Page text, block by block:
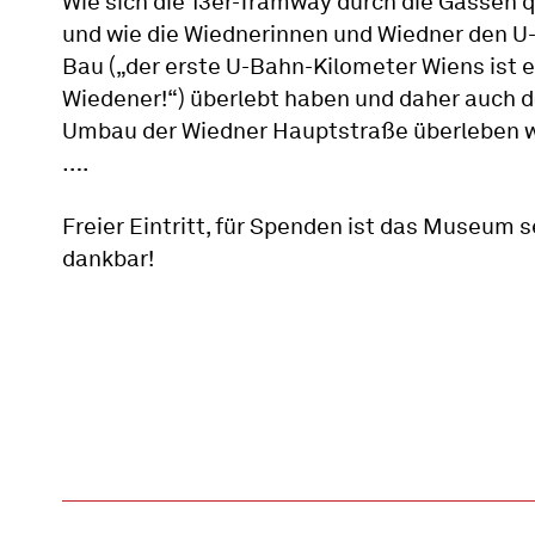
und wie die Wiednerinnen und Wiedner den
Bau („der erste U-Bahn-Kilometer Wiens ist
Wiedener!“) überlebt haben und daher auch
Umbau der Wiedner Hauptstraße überleben
….
Freier Eintritt, für Spenden ist das Museum
dankbar!